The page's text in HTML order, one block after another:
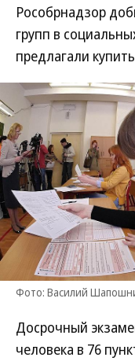
Рособрнадзор
групп в
предлагали
Фото: Василий
Досрочный
человека в 76